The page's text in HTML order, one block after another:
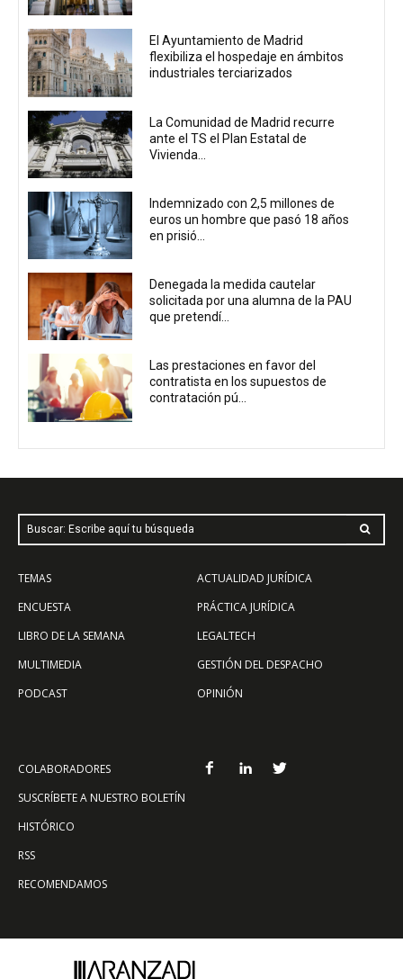
El Ayuntamiento de Madrid
flexibiliza el hospedaje en ámbitos
industriales terciarizados
La Comunidad de Madrid recurre
ante el TS el Plan Estatal de
Vivienda...
Indemnizado con 2,5 millones de
euros un hombre que pasó 18 años
en prisió...
Denegada la medida cautelar
solicitada por una alumna de la PAU
que pretendí...
Las prestaciones en favor del
contratista en los supuestos de
contratación pú...
Buscar: Escribe aquí tu búsqueda
TEMAS
ENCUESTA
LIBRO DE LA SEMANA
MULTIMEDIA
PODCAST
ACTUALIDAD JURÍDICA
PRÁCTICA JURÍDICA
LEGALTECH
GESTIÓN DEL DESPACHO
OPINIÓN
COLABORADORES
SUSCRÍBETE A NUESTRO BOLETÍN
HISTÓRICO
RSS
RECOMENDAMOS